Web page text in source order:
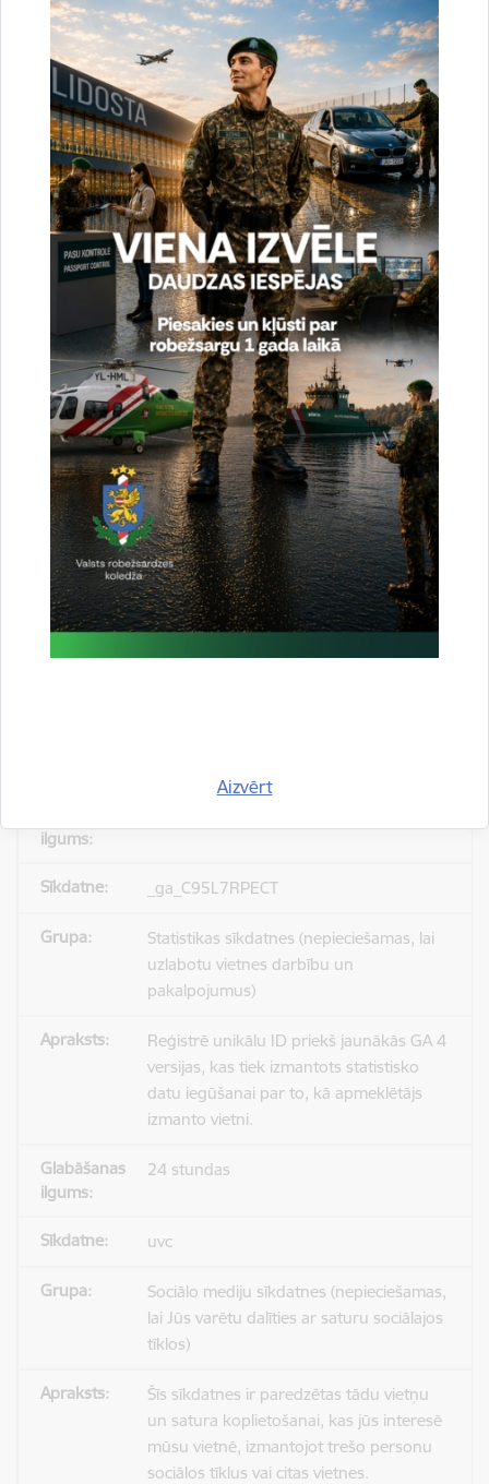
Aizvērt
uzlabotu vietnes darbību un
pakalpojumus)
Reģistrē unikālu ID, kas tiek izmantots
statistisko datu iegūšanai par to, kā
apmeklētājs izmanto vietni.
2 gadi
_gat
Statistikas sīkdatnes (nepieciešamas, lai
uzlabotu vietnes darbību un
pakalpojumus)
Izmanto Google Analytics, lai samazinātu
pieprasījuma līmeni.
1 minūte
_gid
Statistikas sīkdatnes (nepieciešamas, lai
uzlabotu vietnes darbību un
pakalpojumus)
_ga_C95L7RPECT
Statistikas sīkdatnes (nepieciešamas, lai
uzlabotu vietnes darbību un
pakalpojumus)
Reģistrē unikālu ID priekš jaunākās GA 4
versijas, kas tiek izmantots statistisko
datu iegūšanai par to, kā apmeklētājs
izmanto vietni.
24 stundas
uvc
Sociālo mediju sīkdatnes (nepieciešamas,
lai Jūs varētu dalīties ar saturu sociālajos
tīklos)
Šīs sīkdatnes ir paredzētas tādu vietņu
un satura koplietošanai, kas jūs interesē
mūsu vietnē, izmantojot trešo personu
sociālos tīklus vai citas vietnes.